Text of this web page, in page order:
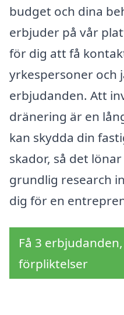
budget och dina
erbjuder på vår
för dig att få
yrkespersoner och
erbjudanden. Att
dränering är en
kan skydda din
skador, så det
grundlig research
dig för en
Få 3
förpliktelser